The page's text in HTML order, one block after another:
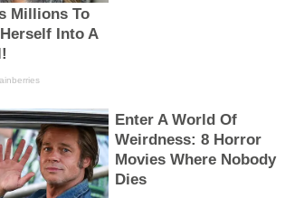
Millions To
Into A
Enter A World Of
Weirdness: 8 Horror
Movies Where Nobody
Dies